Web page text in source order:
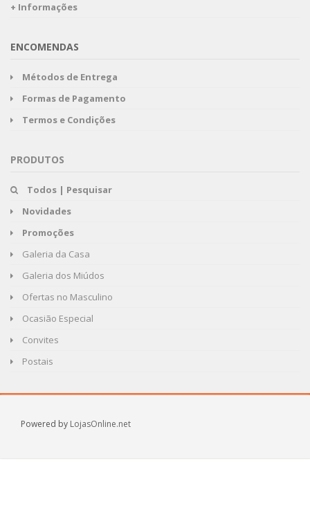
+ Informações
ENCOMENDAS
Métodos de Entrega
Formas de Pagamento
Termos e Condições
PRODUTOS
Todos | Pesquisar
Novidades
Promoções
Galeria da Casa
Galeria dos Miúdos
Ofertas no Masculino
Ocasião Especial
Convites
Postais
Powered by LojasOnline.net